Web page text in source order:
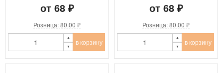
от 68 ₽
Розница: 80.00 ₽
в корзину
от 68 ₽
Розница: 80.00 ₽
в корзину